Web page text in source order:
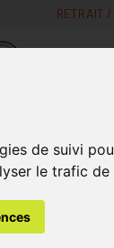
de suivi
le trafic
RETRAIT
Minceur